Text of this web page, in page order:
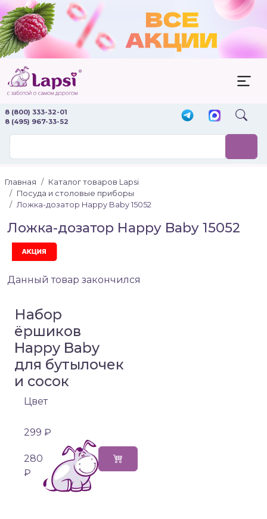
8 (800) 333-32-01
8 (495) 967-33-52
Главная
Каталог товаров Lapsi
Посуда и столовые приборы
Ложка-дозатор Happy Baby 15052
Ложка-дозатор Happy Baby 15052
Данный товар закончился
Набор
ёршиков
Happy Baby
для бутылочек
и сосок
Цвет
299 ₽
280
₽